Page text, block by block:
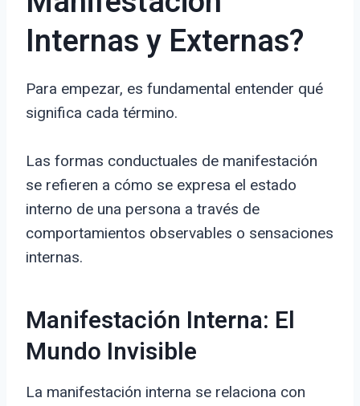
Internas y Externas?
Para empezar, es fundamental entender qué
significa cada término.
Las formas conductuales de manifestación
se refieren a cómo se expresa el estado
interno de una persona a través de
comportamientos observables o sensaciones
internas.
Manifestación Interna: El
Mundo Invisible
La manifestación interna se relaciona con